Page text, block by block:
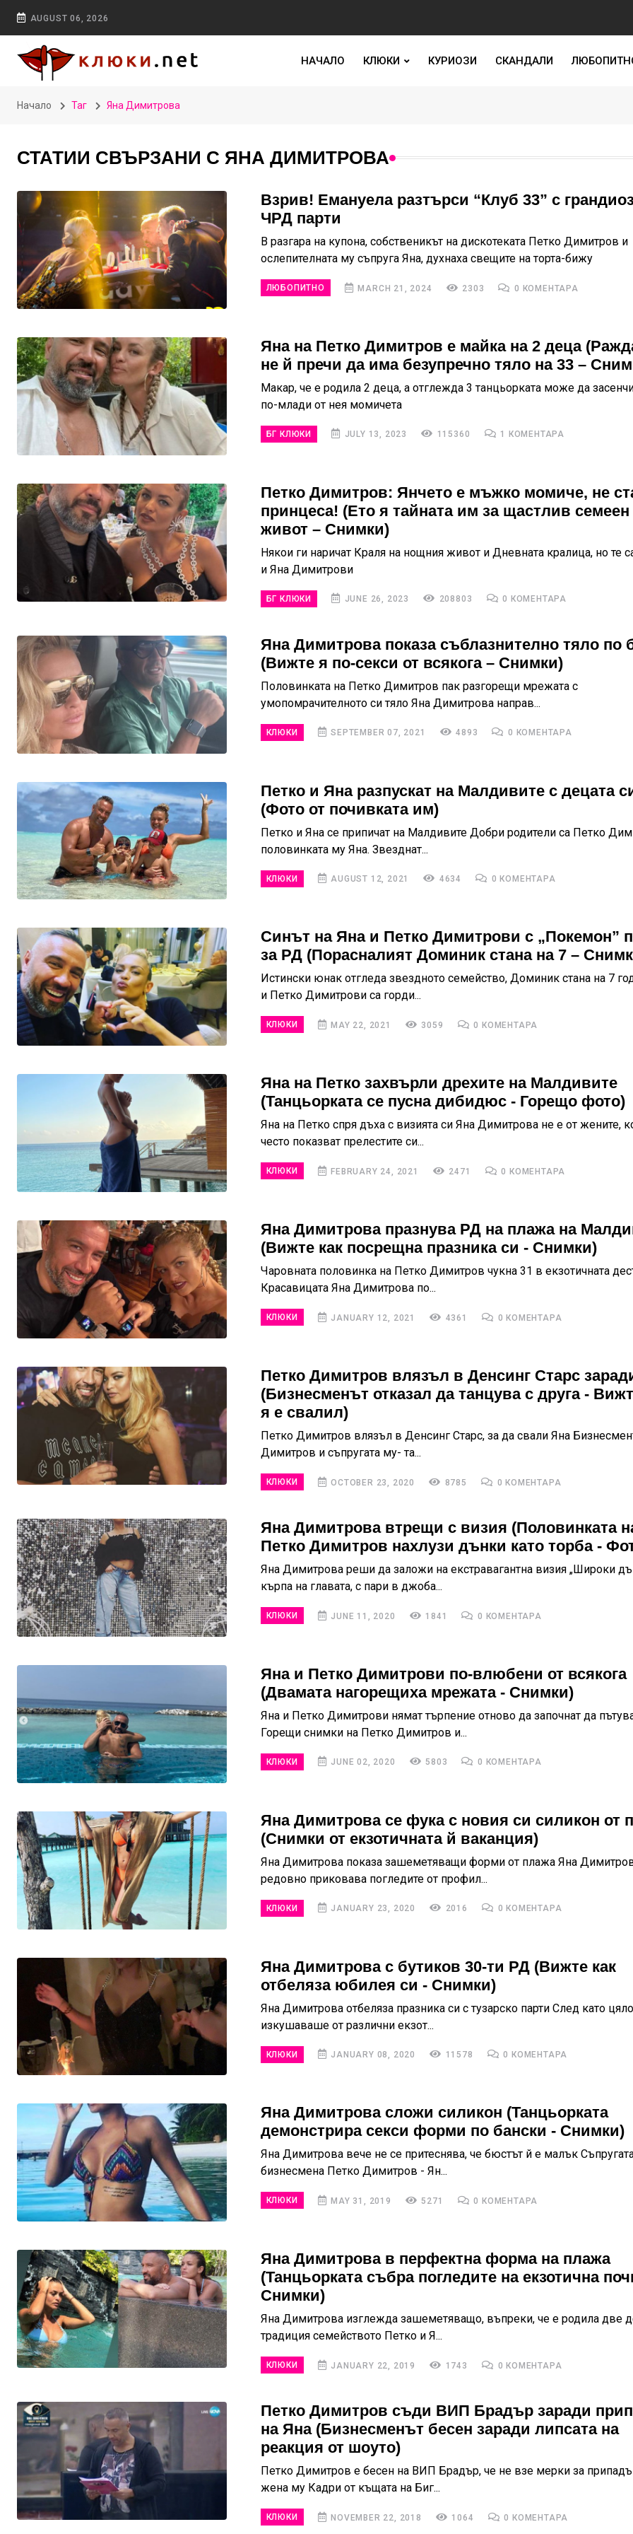
AUGUST 06, 2026
НАЧАЛО КЛЮКИ КУРИОЗИ СКАНДАЛИ
Начало Таг Яна Димитрова
СТАТИИ СВЪРЗАНИ С ЯНА ДИМИТРОВА
Взрив! Емануела разтърси “Клуб 33” с
ЧРД парти
В разгара на купона, собственикът на дискотеката Петко Димитров и
ослепителната му съпруга Яна, духнаха свещите на торта-бижу
ЛЮБОПИТНО MARCH 21, 2024 2303 0 КОМЕНТАРА
Яна на Петко Димитров е майка на 2 деца
не й пречи да има безупречно тяло на 33 –
Макар, че е родила 2 деца, а отглежда 3 танцьорката може да
по-млади от нея момичета
БГ КЛЮКИ JULY 13, 2023 115360 1 КОМЕНТАРА
Петко Димитров: Янчето е мъжко момиче, не
принцеса! (Ето я тайната им за щастлив семеен
живот – Снимки)
Някои ги наричат Краля на нощния живот и Дневната кралица, но те
и Яна Димитрови
БГ КЛЮКИ JUNE 26, 2023 208803 0 КОМЕНТАРА
Яна Димитрова показа съблазнително тяло по
(Вижте я по-секси от всякога – Снимки)
Половинката на Петко Димитров пак разгорещи мрежата с
умопомрачителното си тяло Яна Димитрова направ...
КЛЮКИ SEPTEMBER 07, 2021 4893 0 КОМЕНТАРА
Петко и Яна разпускат на Малдивите с децата
(Фото от почивката им)
Петко и Яна се припичат на Малдивите Добри родители са Петко
половинката му Яна. Звезднат...
КЛЮКИ AUGUST 12, 2021 4634 0 КОМЕНТАРА
Синът на Яна и Петко Димитрови с „Покемон”
за РД (Порасналият Доминик стана на 7 –
Истински юнак отгледа звездното семейство, Доминик стана на 7
и Петко Димитрови са горди...
КЛЮКИ MAY 22, 2021 3059 0 КОМЕНТАРА
Яна на Петко захвърли дрехите на Малдивите
(Танцьорката се пусна дибидюс - Горещо фото)
Яна на Петко спря дъха с визията си Яна Димитрова не е от жените,
често показват прелестите си...
КЛЮКИ FEBRUARY 24, 2021 2471 0 КОМЕНТАРА
Яна Димитрова празнува РД на плажа на
(Вижте как посрещна празника си - Снимки)
Чаровната половинка на Петко Димитров чукна 31 в екзотичната
Красавицата Яна Димитрова по...
КЛЮКИ JANUARY 12, 2021 4361 0 КОМЕНТАРА
Петко Димитров влязъл в Денсинг Старс
(Бизнесменът отказал да танцува с друга -
я е свалил)
Петко Димитров влязъл в Денсинг Старс, за да свали Яна
Димитров и съпругата му- та...
КЛЮКИ OCTOBER 23, 2020 8785 0 КОМЕНТАРА
Яна Димитрова втрещи с визия (Половинката
Петко Димитров нахлузи дънки като торба -
Яна Димитрова реши да заложи на екстравагантна визия „Широки
кърпа на главата, с пари в джоба...
КЛЮКИ JUNE 11, 2020 1841 0 КОМЕНТАРА
Яна и Петко Димитрови по-влюбени от всякога
(Двамата нагорещиха мрежата - Снимки)
Яна и Петко Димитрови нямат търпение отново да започнат да
Горещи снимки на Петко Димитров и...
КЛЮКИ JUNE 02, 2020 5803 0 КОМЕНТАРА
Яна Димитрова се фука с новия си силикон от
(Снимки от екзотичната й ваканция)
Яна Димитрова показа зашеметяващи форми от плажа Яна
редовно приковава погледите от профил...
КЛЮКИ JANUARY 23, 2020 2016 0 КОМЕНТАРА
Яна Димитрова с бутиков 30-ти РД (Вижте как
отбеляза юбилея си - Снимки)
Яна Димитрова отбеляза празника си с тузарско парти След като
изкушаваше от различни екзот...
КЛЮКИ JANUARY 08, 2020 11578 0 КОМЕНТАРА
Яна Димитрова сложи силикон (Танцьорката
демонстрира секси форми по бански - Снимки)
Яна Димитрова вече не се притеснява, че бюстът й е малък
бизнесмена Петко Димитров - Ян...
КЛЮКИ MAY 31, 2019 5271 0 КОМЕНТАРА
Яна Димитрова в перфектна форма на плажа
(Танцьорката събра погледите на екзотична
Снимки)
Яна Димитрова изглежда зашеметяващо, въпреки, че е родила две
традиция семейството Петко и Я...
КЛЮКИ JANUARY 22, 2019 1743 0 КОМЕНТАРА
Петко Димитров съди ВИП Брадър заради
на Яна (Бизнесменът бесен заради липсата на
реакция от шоуто)
Петко Димитров е бесен на ВИП Брадър, че не взе мерки за
жена му Кадри от къщата на Биг...
КЛЮКИ NOVEMBER 22, 2018 1064 0 КОМЕНТАРА